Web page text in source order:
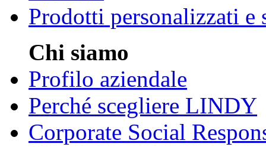
Prodotti personalizzati e
Chi siamo
Profilo aziendale
Perché scegliere LINDY
Corporate Social